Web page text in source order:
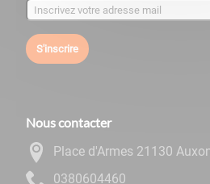
S'inscrire
Nous contacter
Place d'Armes 21130
0644060830